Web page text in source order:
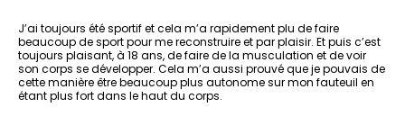
J’ai toujours été sportif et cela m’a rapidement plu de faire
beaucoup de sport pour me reconstruire et par plaisir. Et puis c’est
toujours plaisant, à 18 ans, de faire de la musculation et de voir
son corps se développer. Cela m’a aussi prouvé que je pouvais de
cette manière être beaucoup plus autonome sur mon fauteuil en
étant plus fort dans le haut du corps.